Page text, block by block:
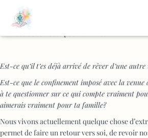
Prends le temps de te poser, ose rêver ta vie
Est-ce qu’il t’es déjà arrivé de rêver d’une autre
Est-ce que le confinement imposé avec la venue
à te questionner sur ce qui compte vraiment
aimerais vraiment pour ta famille?
Nous vivons actuellement quelque chose
permet de faire un retour vers soi, de revoir